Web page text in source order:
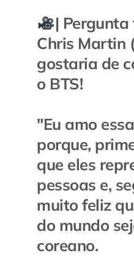
|
Chris Martin
gostaria de
o BTS!
"Eu amo
porque,
que eles
pessoas e,
muito feliz
do mundo
coreano.